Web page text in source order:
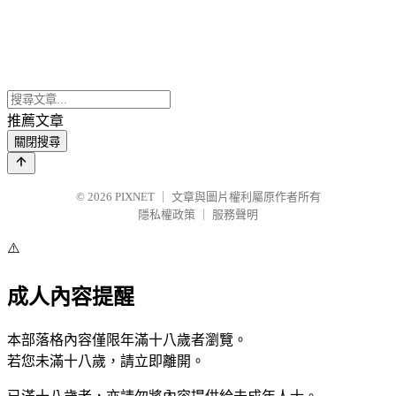
推薦文章
關閉搜尋
© 2026 PIXNET
文章與圖片權利屬原作者所有
隱私權政策
服務聲明
⚠️
成人內容提醒
本部落格內容僅限年滿十八歲者瀏覽。
若您未滿十八歲，請立即離開。